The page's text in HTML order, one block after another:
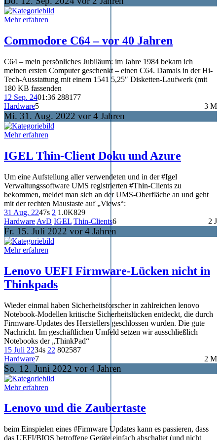
Mehr erfahren
Commodore C64 – vor 40 Jahren
C64 – mein persönliches Jubiläum: im Jahre 1984 bekam ich
meinen ersten Computer geschenkt – einen C64. Damals in der Hi-
Tech-Ausstattung mit einem 1541 5,25″ Disketten-Laufwerk (mit
180 KB fassenden
12 Sep. 2401:36 288177
Hardware5 3 M
Mi. 31. Aug. 2022 vor 4 Jahren
Mehr erfahren
IGEL Thin-Client Doku und Azure
Um eine Aufstellung aller verwendeten und in der #Igel
Verwaltungssoftware UMS registrierten #Thin-Clients zu
bekommen, meldet man sich an der UMS-Oberfläche an und geht
mit der rechten Maustaste auf „Views“:
31 Aug. 2247s 2 1.0K829
Hardware AvD IGEL Thin-Clients6 2 J
Fr. 15. Juli 2022 vor 4 Jahren
Mehr erfahren
Lenovo UEFI Firmware-Lücken nicht in
Thinkpads
Wieder einmal haben Sicherheitsforscher in zahlreichen lenovo
Notebook-Modellen kritische Sicherheitslücken entdeckt, die durch
Firmware-Updates des Herstellers geschlossen wurden. Die gute
Nachricht. Im geschäftlichen Umfeld setzen wir ausschließlich
Notebooks der „ThinkPad“
15 Juli 2234s 22 802587
Hardware7 2 M
So. 12. Juni 2022 vor 4 Jahren
Mehr erfahren
Lenovo und die Zaubertaste
beim Einspielen eines #Firmware Updates kann es passieren, dass
das UEFI/BIOS betroffene Geräte einfach abschaltet (und nicht